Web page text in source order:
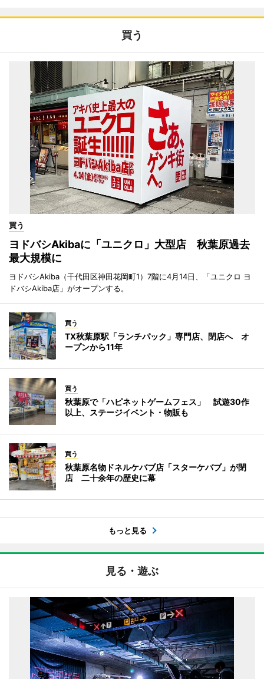
買う
買う
ヨドバシAkibaに「ユニクロ」大型店 秋葉原過去
最大規模に
ヨドバシAkiba（千代田区神田花岡町1）7階に4月14日、「ユニクロ ヨ
ドバシAkiba店」がオープンする。
買う
TX秋葉原駅「ランチパック」専門店、閉店へ オ
ープンから11年
買う
秋葉原で「ハピネットゲームフェス」 試遊30作
以上、ステージイベント・物販も
買う
秋葉原名物ドネルケバブ店「スターケバブ」が閉
店 二十余年の歴史に幕
もっと見る
見る・遊ぶ